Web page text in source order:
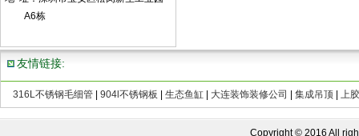
A6栋
友情链接:
316L不锈钢毛细管| 904l不锈钢板 生态鱼缸| 大连装饰装修公司 集成吊顶| 上
Copyright © 2016 All